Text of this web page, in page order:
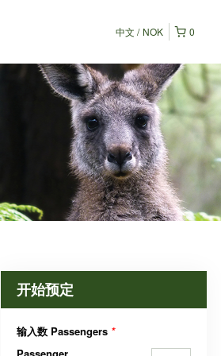
0
中文 NOK
开始预定
输入数 Passengers *